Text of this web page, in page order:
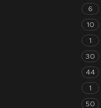
6
10
1
30
44
1
50